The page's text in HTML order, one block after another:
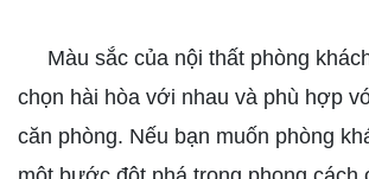
Màu sắc của nội thất phòng
chọn hài hòa với nhau và phù hợp
căn phòng. Nếu bạn muốn phòng